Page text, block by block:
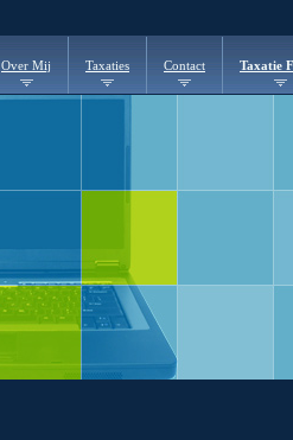
Over Mij Taxaties Contact Taxatie